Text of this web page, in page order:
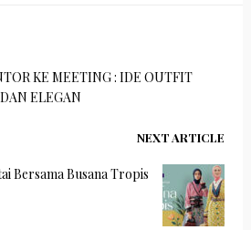
KE MEETING : IDE OUTFIT
ELEGAN
NEXT ARTICLE
Bersama Busana Tropis